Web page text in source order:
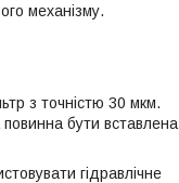
механізму.
з точністю 30 мкм.
бути вставлена
гідравлічне